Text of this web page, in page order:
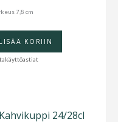
7,8 cm
LISÄÄ KORIIN